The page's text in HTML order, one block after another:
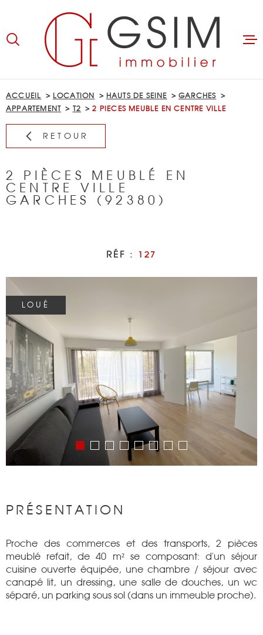
recherche
menu
principal
contenu
ACCUEIL
CONTACT
ACCUEIL LOCATION HAUTS DE SEINE
GARCHES
APPARTEMENT
T2 2 PIECES MEUBLE EN CENTRE VILLE
RETOUR
2 PIÈCES MEUBLÉ EN
CENTRE VILLE
GARCHES (92380)
RÉF : 127
LOUÉ
PRÉSENTATION
Proche des commerces et des transports, 2 pièces
meublé refait, de 40 m² se composant: d'un séjour
cuisine ouverte équipée, une chambre / séjour avec
canapé lit, un dressing, une salle de douches, un wc
séparé, un parking sous sol (dans un immeuble proche).